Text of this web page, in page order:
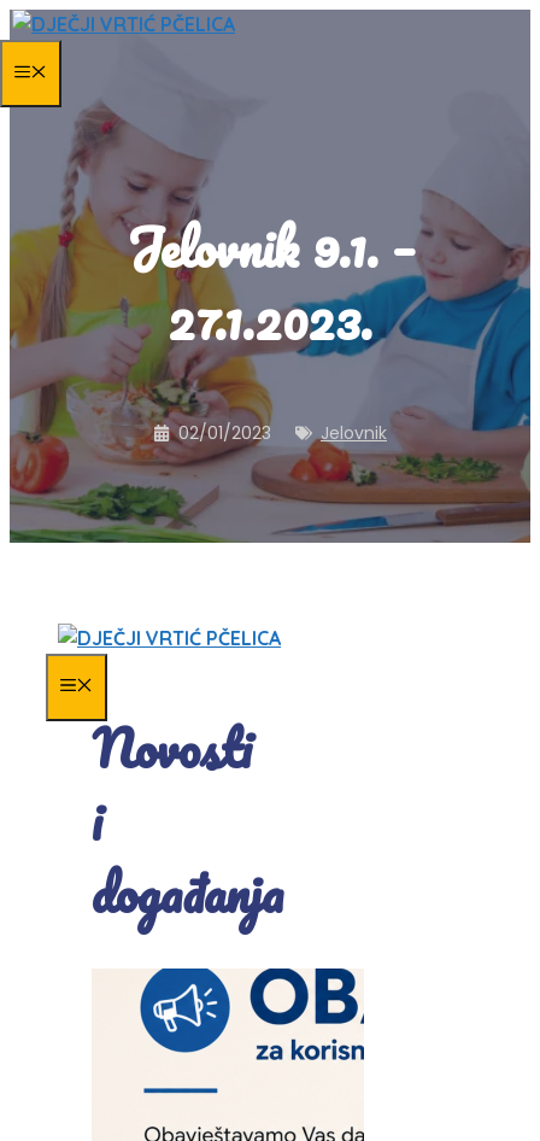
Skip
to
contentMENU
Jelovnik 9.1. –
27.1.2023.
02/01/2023 Jelovnik